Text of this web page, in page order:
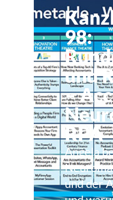
98:
und
–
RPA
Angela
und der